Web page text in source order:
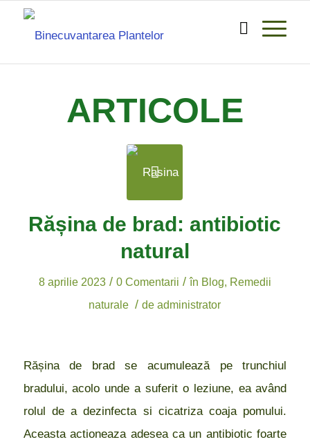
ARTICOLE
Rășina de brad: antibiotic
natural
8 aprilie 2023 / 0 Comentarii / în Blog, Remedii
naturale / deadministrator
Rășina de brad se acumulează pe trunchiul
bradului, acolo unde a suferit o leziune, ea având
rolul de a dezinfecta si cicatriza coaja pomului.
Aceasta actioneaza adesea ca un antibiotic foarte